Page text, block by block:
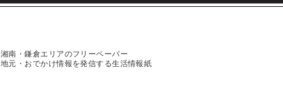
湘南・鎌倉エリアのフリーペーパー
地元・おでかけ情報を発信する生活情報紙